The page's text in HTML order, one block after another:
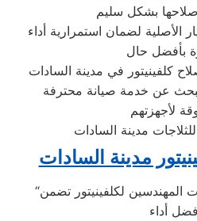
الأصلية لضمان استمرارية أداء
كلفينيتور في مدينة السادات
عن خدمة صيانة محترفة
مدينة السادات
مدينة السادات
“خبراء في الصيانة: خدمات المهندسين لكلفينيتور تضمن